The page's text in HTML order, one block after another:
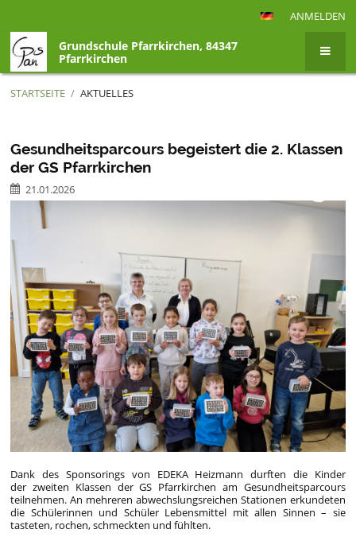
ANMELDEN
Grundschule Pfarrkirchen, 84347
Pfarrkirchen
STARTSEITE / AKTUELLES
Gesundheitsparcours begeistert die 2. Klassen
der GS Pfarrkirchen
21.01.2026
Dank des Sponsorings von EDEKA Heizmann durften die Kinder
der zweiten Klassen der GS Pfarrkirchen am Gesundheitsparcours
teilnehmen. An mehreren abwechslungsreichen Stationen erkundeten
die Schülerinnen und Schüler Lebensmittel mit allen Sinnen – sie
tasteten, rochen, schmeckten und fühlten.